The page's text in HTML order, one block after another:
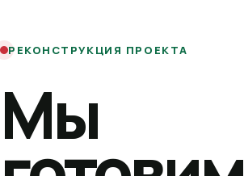
РЕКОНСТРУКЦИЯ ПРОЕКТА
Мы